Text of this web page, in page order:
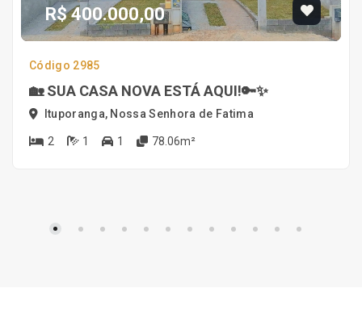
R$ 400.000,00
Código 2985
🏡 SUA CASA NOVA ESTÁ AQUI!🔑✨
Ituporanga, Nossa Senhora de Fatima
2 1 1 78.06m²